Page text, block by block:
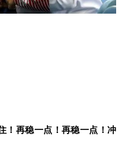
再稳一点！再稳一点！冲